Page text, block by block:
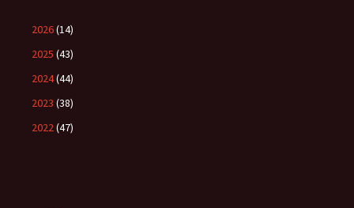
2026(14)
2025 (43)
2024(44)
2023 (38)
2022(47)